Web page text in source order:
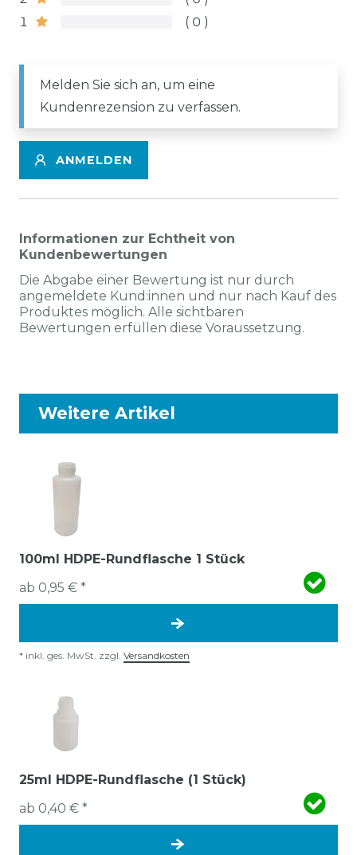
1
0
Melden Sie sich an, um eine
Kundenrezension zu verfassen.
ANMELDEN
Informationen zur Echtheit von
Kundenbewertungen
Die Abgabe einer Bewertung ist nur durch
angemeldete Kund:innen und nur nach Kauf des
Produktes möglich. Alle sichtbaren
Bewertungen erfüllen diese Voraussetzung.
Weitere Artikel
100ml HDPE-Rundflasche 1 Stück
ab 0,95 € *
* inkl. ges. MwSt. zzgl. Versandkosten
25ml HDPE-Rundflasche (1 Stück)
ab 0,40 € *